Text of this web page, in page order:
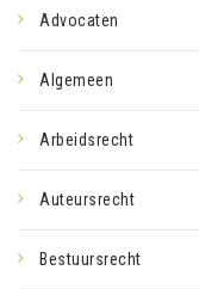
Advocaten
Algemeen
Arbeidsrecht
Auteursrecht
Bestuursrecht